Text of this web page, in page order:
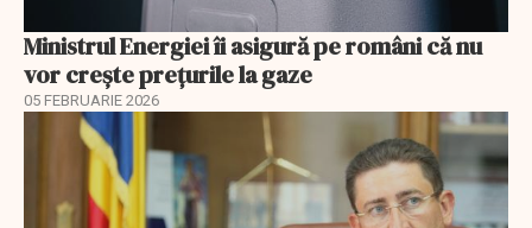
Ministrul Energiei îi asigură pe români că nu
vor creşte preţurile la gaze
05 FEBRUARIE 2026